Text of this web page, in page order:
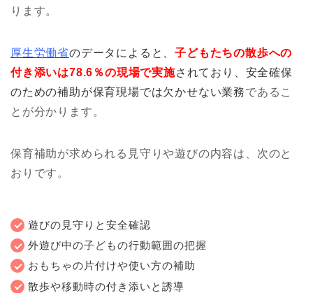
ります。
厚生労働省のデータによると、子どもたちの散歩への
付き添いは78.6％の現場で実施されており、安全確保
のための補助が保育現場では欠かせない業務であるこ
とが分かります。
保育補助が求められる見守りや遊びの内容は、次のと
おりです。
遊びの見守りと安全確認
外遊び中の子どもの行動範囲の把握
おもちゃの片付けや使い方の補助
散歩や移動時の付き添いと誘導